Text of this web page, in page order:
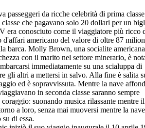
passeggeri da ricche celebrità di prima
che pagavano solo 20 dollari per un
era conosciuto come il viaggiatore più ricco
d'affari americano del valore di oltre 87
barca. Molly Brown, una socialite
con il marito nel settore minerario, è
immediatamente su una scialuppa di
gli altri a mettersi in salvo. Alla fine è salita
ed è sopravvissuta. Mentre la nave
in seconda classe saranno sempre
suonando musica rilassante mentre
a loro, senza mai muoversi mentre la nave
di essa.